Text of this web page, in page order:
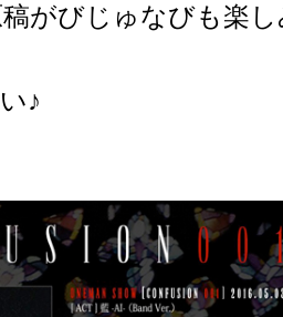
がびじゅなびも楽
♪